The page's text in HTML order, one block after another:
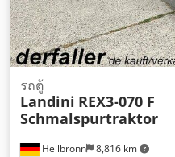
Heilbronn 8,816 km
รถตู้
Landini REX3-070 F
Schmalspurtraktor